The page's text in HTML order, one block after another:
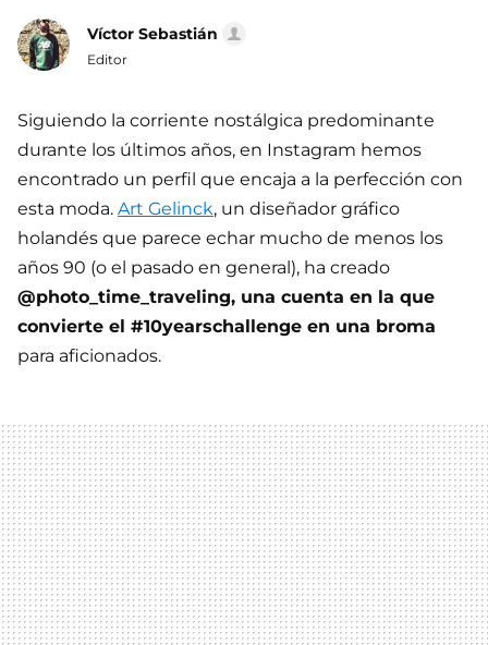
Víctor Sebastián
Editor
Siguiendo la corriente nostálgica predominante
durante los últimos años, en Instagram hemos
encontrado un perfil que encaja a la perfección con
esta moda. Art Gelinck, un diseñador gráfico
holandés que parece echar mucho de menos los
años 90 (o el pasado en general), ha creado
@photo_time_traveling, una cuenta en la que
convierte el #10yearschallenge en una broma
para aficionados.